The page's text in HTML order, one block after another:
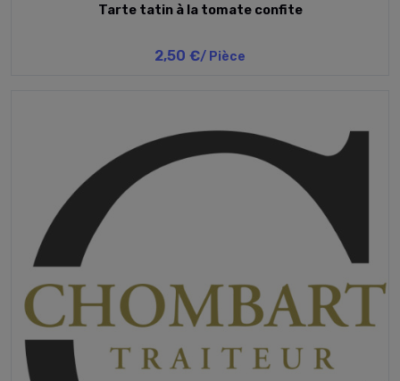
Tarte tatin à la tomate confite
2,50 €/ Pièce